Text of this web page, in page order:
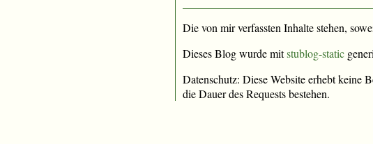
Die von mir verfassten Inhalte stehen,
Dieses Blog wurde mitstublog-static
Datenschutz: Diese Website erhebt keine
die Dauer des Requests bestehen.